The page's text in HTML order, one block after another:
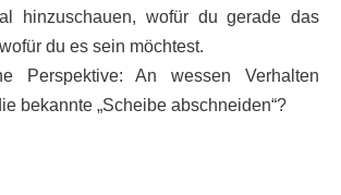
hinzuschauen, wofür du gerade das
du es sein möchtest.
Perspektive: An wessen Verhalten
bekannte „Scheibe abschneiden“?